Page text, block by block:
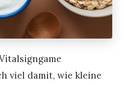
viel damit, wie kleine